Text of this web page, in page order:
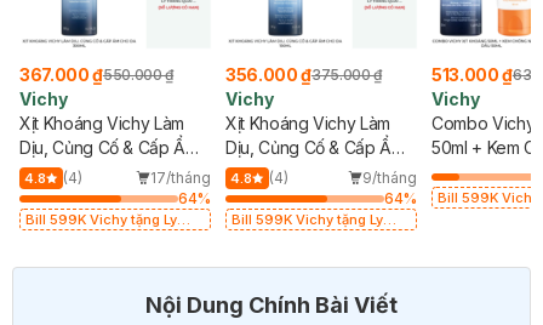
367.000 ₫550.000 ₫
Vichy
Xịt Khoáng Vichy Làm
Dịu, Củng Cố & Cấp Ẩm
Cho Da 300ml
4.8 (4)
17/tháng
64%
Bill 599K Vichy tặng Ly
356.000 ₫375.000 ₫
Vichy
Xịt Khoáng Vichy Làm
Dịu, Củng Cố & Cấp Ẩm
Cho Da 150ml
4.8 (4)
9/tháng
64%
Bill 599K Vichy tặng Ly
513.000 ₫
Vichy
Combo Vichy
50ml + Kem
Kiềm Dầu 50ml
Bill 599K Vichy
Nội Dung Chính Bài Viết